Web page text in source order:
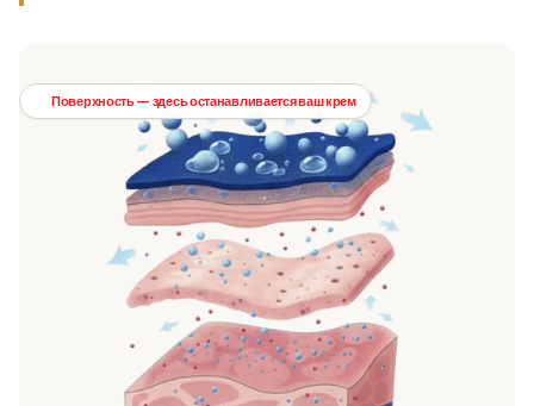
Поверхность — здесь останавливается ваш крем